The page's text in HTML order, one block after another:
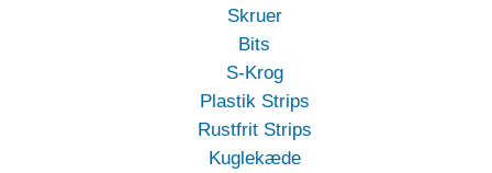
Skruer
Bits
S-Krog
Plastik Strips
Rustfrit Strips
Kuglekæde